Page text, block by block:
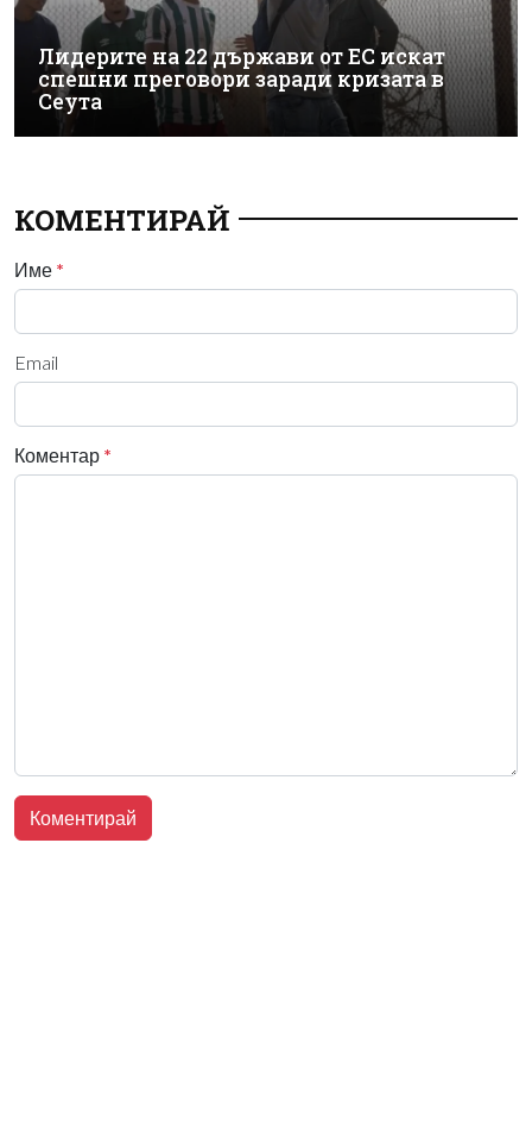
Лидерите на 22 държави от ЕС искат
спешни преговори заради кризата в
Сеута
КОМЕНТИРАЙ
Име *
Email
Коментар *